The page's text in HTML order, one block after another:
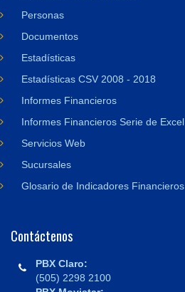
Personas
Documentos
Estadísticas
Estadísticas CSV 2008 - 2018
Informes Financieros
Informes Financieros Serie de Excel
Servicios Web
Sucursales
Glosario de Indicadores Financieros
Contáctenos
PBX Claro:
(505) 2298 2100